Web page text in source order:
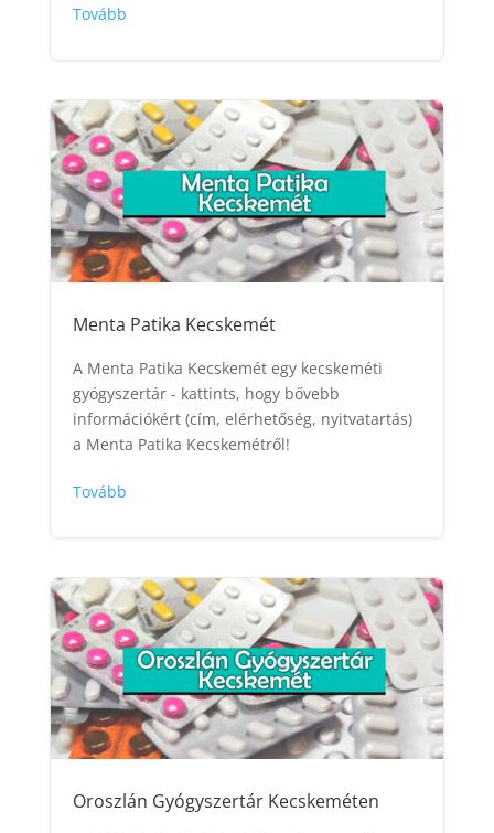
Tovább
Menta Patika Kecskemét
A Menta Patika Kecskemét egy kecskeméti
gyógyszertár - kattints, hogy bővebb
információkért (cím, elérhetőség, nyitvatartás)
a Menta Patika Kecskemétről!
Tovább
Oroszlán Gyógyszertár Kecskeméten